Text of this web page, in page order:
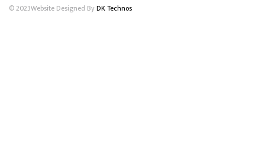
© 2023Website Designed ByDK Technos